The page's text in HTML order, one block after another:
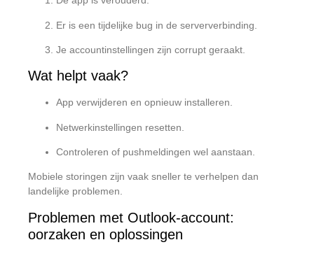
Er is een tijdelijke bug in de serververbinding.
Je accountinstellingen zijn corrupt geraakt.
Wat helpt vaak?
App verwijderen en opnieuw installeren.
Netwerkinstellingen resetten.
Controleren of pushmeldingen wel aanstaan.
Mobiele storingen zijn vaak sneller te verhelpen dan
landelijke problemen.
Problemen met Outlook-account:
oorzaken en oplossingen